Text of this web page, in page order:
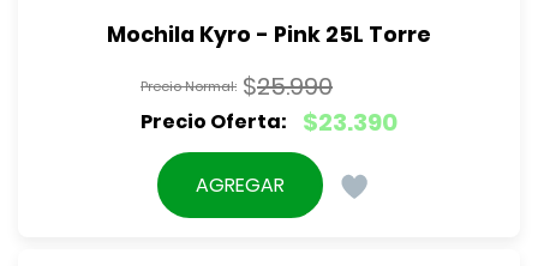
Mochila Kyro - Pink 25L Torre
$25.990
El
precio
original
$23.390
El
precio
actual
AGREGAR